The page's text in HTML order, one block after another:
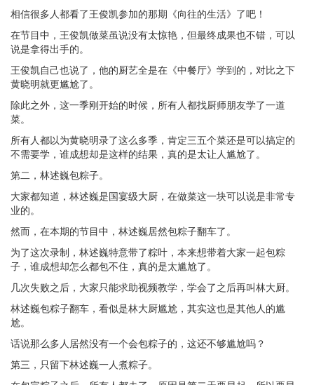
相信很多人都看了王俊凯参加的那期《向往的生活》了吧！
在节目中，王俊凯做菜虽说没有太惊艳，但最终成果也不错，可以
说是拿得出手的。
王俊凯自己也说了，他的厨艺全是在《中餐厅》学到的，对比之下
黄晓明就更尴尬了。
除此之外，这一季刚开始的时候，所有人都找厨师朋友学了一道
菜。
所有人都以为黄晓明录了这么多季，肯定三五个菜还是可以搞定的
不需要学，谁成想却是这样的结果，真的是太让人尴尬了。
第二，林述巍包粽子。
大家都知道，林述巍是国宴级大厨，在做菜这一块可以说是非常专
业的。
然而，在本期的节目中，林述巍居然包粽子翻车了。
为了这次录制，林述巍特意带了粽叶，本来想带着大家一起包粽
子，谁成想却怎么都包不住，真的是太尴尬了。
几次失败之后，大家只能求助视频教学，学会了之后再叫林大厨。
林述巍包粽子翻车，看似是林大厨尴尬，其实这也是其他人的尴
尬。
话说那么多人居然没有一个会包粽子的，这还不够尴尬吗？
第三，只留下林述巍一人煮粽子。